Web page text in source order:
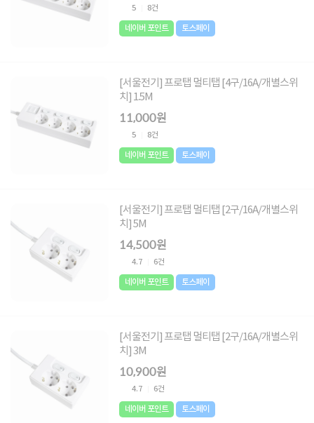
5 8건
네이버 포인트 토스페이
[서울전기] 프로탭 멀티탭 [4구/16A/개별스위
치] 1.5M
11,000원
5 8건
네이버 포인트 토스페이
[서울전기] 프로탭 멀티탭 [2구/16A/개별스위
치] 5M
14,500원
4.7 6건
네이버 포인트 토스페이
[서울전기] 프로탭 멀티탭 [2구/16A/개별스위
치] 3M
10,900원
4.7 6건
네이버 포인트 토스페이